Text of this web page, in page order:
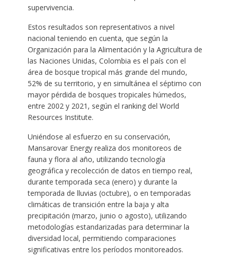
supervivencia.
Estos resultados son representativos a nivel
nacional teniendo en cuenta, que según la
Organización para la Alimentación y la Agricultura de
las Naciones Unidas, Colombia es el país con el
área de bosque tropical más grande del mundo,
52% de su territorio, y en simultánea el séptimo con
mayor pérdida de bosques tropicales húmedos,
entre 2002 y 2021, según el ranking del World
Resources Institute.
Uniéndose al esfuerzo en su conservación,
Mansarovar Energy realiza dos monitoreos de
fauna y flora al año, utilizando tecnología
geográfica y recolección de datos en tiempo real,
durante temporada seca (enero) y durante la
temporada de lluvias (octubre), o en temporadas
climáticas de transición entre la baja y alta
precipitación (marzo, junio o agosto), utilizando
metodologías estandarizadas para determinar la
diversidad local, permitiendo comparaciones
significativas entre los períodos monitoreados.